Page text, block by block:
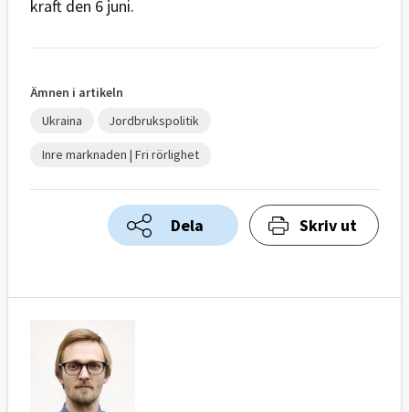
kraft den 6 juni.
Ämnen i artikeln
Ukraina
Jordbrukspolitik
Inre marknaden | Fri rörlighet
Dela Skriv ut